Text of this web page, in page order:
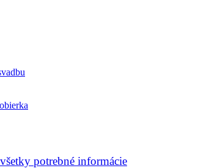
potrebné informácie